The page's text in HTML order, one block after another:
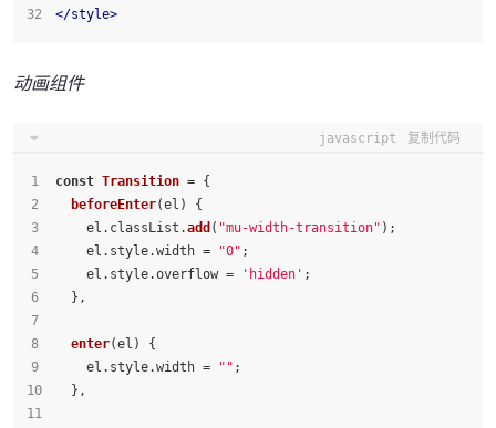
</style>
动画组件
javascript 复制代码
const Transition = {
beforeEnter(el ) {
    el.
classList .add ( "mu-width-transition" );
    el.
style.width = "0" ;
    el.
style.overflow = 'hidden' ;
  },
enter(el ) {
    el.
style.width = "" ;
  },